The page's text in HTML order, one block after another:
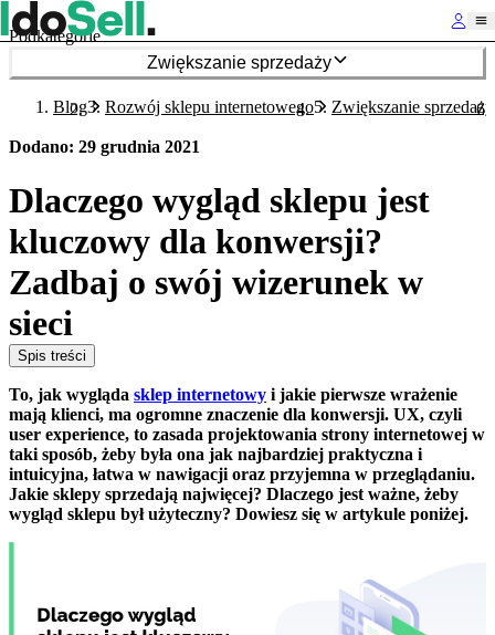
Podkategorie
Zwiększanie sprzedaży
Blog Rozwój sklepu internetowego Zwiększanie sprzedaży
Dodano: 29 grudnia 2021
Dlaczego wygląd sklepu jest
kluczowy dla konwersji?
Zadbaj o swój wizerunek w
sieci
Spis treści
To, jak wygląda sklep internetowy i jakie pierwsze wrażenie
mają klienci, ma ogromne znaczenie dla konwersji. UX, czyli
user experience, to zasada projektowania strony internetowej w
taki sposób, żeby była ona jak najbardziej praktyczna i
intuicyjna, łatwa w nawigacji oraz przyjemna w przeglądaniu.
Jakie sklepy sprzedają najwięcej? Dlaczego jest ważne, żeby
wygląd sklepu był użyteczny? Dowiesz się w artykule poniżej.